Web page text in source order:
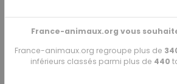
★★★★★
France-animaux.org vous
France-animaux.org regroupe plus de
inférieurs classés parmi plus de 440